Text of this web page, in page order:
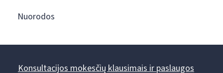
Nuorodos
Konsultacijos mokesčių klausimais ir paslaugos